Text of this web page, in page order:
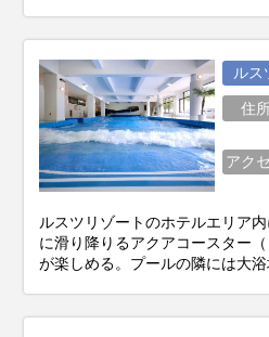
ルス
住
アク
ルスツリゾートのホテルエリア
に滑り降りるアクアコースター
が楽しめる。プールの隣には大浴